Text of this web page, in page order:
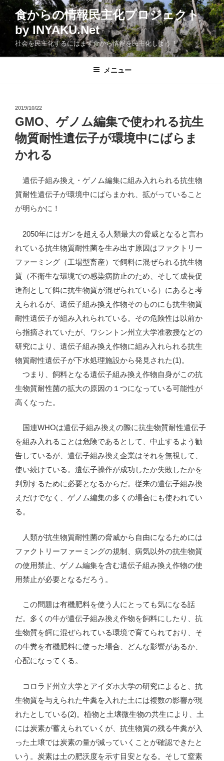
コ
食からの情報民主化プロジェクト
by INYAKU.Net
社会を民主化するにはまず食から情報を民主化しよう！
メニュー
投
稿
日:
2019/10/22
GMO、ゲノム編集で使われる抗生
物質耐性遺伝子が環境中にばらま
かれる
遺伝子組み換え・ゲノム編集に組み入れられる抗生物
質耐性遺伝子が環境中にばらまかれ、拡がっていること
が明らかに！
2050年にはガンを超える人類最大の脅威となると言わ
れている抗生物質耐性菌を生み出す原因はファクトリー
ファーミング（工場型畜産）で飼料に混ぜられる抗生物
質（不衛生な環境での感染病防止のため、そして成長促
進剤として餌に抗生物質が混ぜられている）にあると考
えられるが、遺伝子組み換え作物そのものにも抗生物質
耐性遺伝子が組み入れられている。その危険性は以前か
ら指摘されていたが、ワシントン州立大学准教授などの
研究により、遺伝子組み換え作物に組み入れられる抗生
物質耐性遺伝子が下水処理施設から発見された(1)。
つまり、飼料となる遺伝子組み換え作物自身がこの抗
生物質耐性菌の拡大の原因の１つになっている可能性が
高くなった。
国連WHOは遺伝子組み換えの際に抗生物質耐性遺伝子
を組み入れることは危険であるとして、中止するよう勧
告しているが、遺伝子組み換え企業はそれを無視して、
使い続けている。遺伝子操作が成功したか失敗したかを
判別するために必要となるからだ。従来の遺伝子組み換
えだけでなく、ゲノム編集の多くの場合にも使われてい
る。
人類が抗生物質耐性菌の脅威から自由になるためには
ファクトリーファーミングの規制、病気以外の抗生物質
の使用禁止、ゲノム編集を含む遺伝子組み換え作物の使
用禁止が必要となるだろう。
この問題は有機肥料を使う人にとっても気になる話
だ。多くの牛が遺伝子組み換え作物を飼料にしたり、抗
生物質を餌に混ぜられている環境で育てられており、そ
の牛糞を有機肥料に使った場合、どんな影響があるか、
心配になってくる。
コロラド州立大学とアイダホ大学の研究によると、抗
生物質を与えられた牛糞を入れた土には複数の影響が現
れたとしている(2)。植物と土壌微生物の共生により、土
には炭素が蓄えられていくが、抗生物質の残る牛糞が入
った土壌では炭素の量が減っていくことが確認できたと
いう。炭素は土の肥沃度を示す目安となる。そして窒素